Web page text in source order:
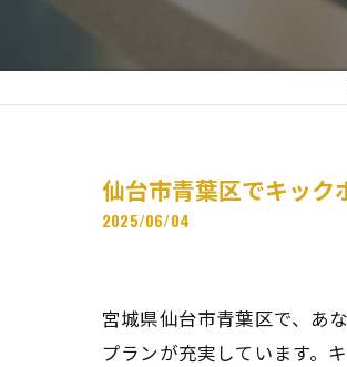
仙台市青葉区でキック
2025/06/04
宮城県仙台市青葉区で、あ
プランが充実しています。